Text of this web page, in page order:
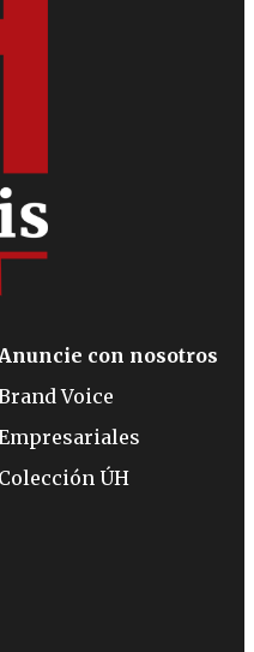
Anuncie con nosotros
Voice
Colección ÚH